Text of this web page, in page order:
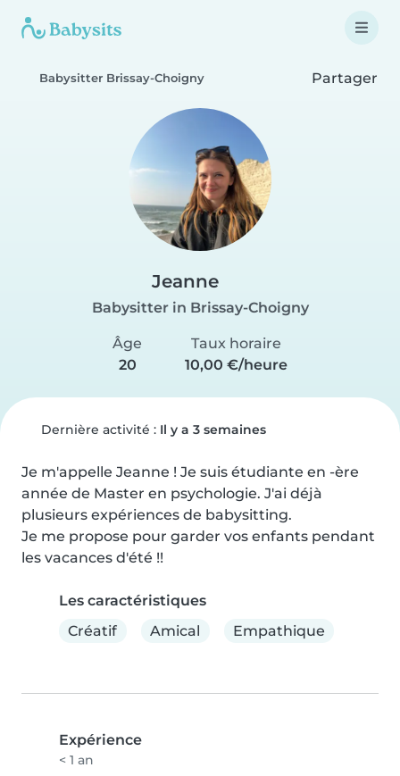
Babysitter Brissay-Choigny Partager
Jeanne
Babysitter in Brissay-Choigny
Âge
20
Taux horaire
10,00 €/heure
Dernière activité : Il y a 3 semaines
Je m'appelle Jeanne ! Je suis étudiante en -ère
année de Master en psychologie. J'ai déjà
plusieurs expériences de babysitting.
Je me propose pour garder vos enfants pendant
les vacances d'été !!
Les caractéristiques
Créatif
Amical Empathique
Expérience
< 1 an